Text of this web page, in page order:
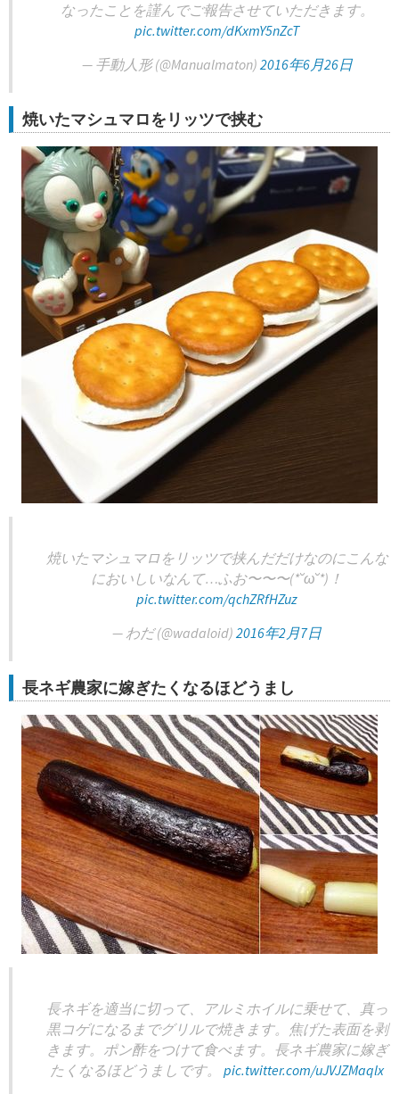
なったことを謹んでご報告させていただきます。
pic.twitter.com/dKxmY5nZcT
— 手動人形 (@Manualmaton) 2016年6月26日
焼いたマシュマロをリッツで挟む
焼いたマシュマロをリッツで挟んだだけなのにこんな
においしいなんて…ふお〜〜〜(*˘ω˘*)！
pic.twitter.com/qchZRfHZuz
— わだ (@wadaloid) 2016年2月7日
長ネギ農家に嫁ぎたくなるほどうまし
長ネギを適当に切って、アルミホイルに乗せて、真っ
黒コゲになるまでグリルで焼きます。焦げた表面を剥
きます。ポン酢をつけて食べます。長ネギ農家に嫁ぎ
たくなるほどうましです。 pic.twitter.com/uJVJZMaqlx